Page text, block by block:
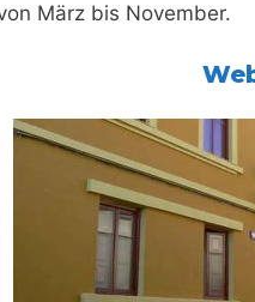
März bis November.